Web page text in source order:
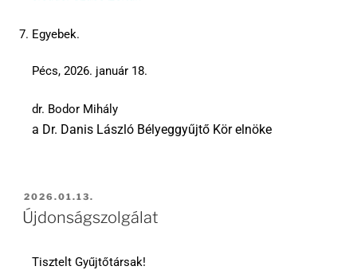
Egyebek.
Pécs, 2026. január 18.
dr. Bodor Mihály
a Dr. Danis László Bélyeggyűjtő Kör elnöke
2026.01.13.
Újdonságszolgálat
Tisztelt Gyűjtőtársak!